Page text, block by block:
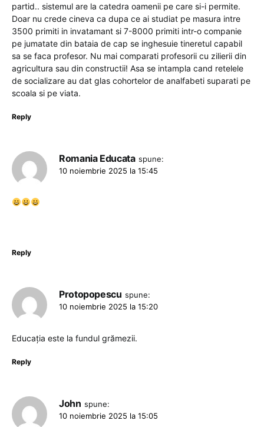
partid.. sistemul are la catedra oamenii pe care si-i permite.
Doar nu crede cineva ca dupa ce ai studiat pe masura intre
3500 primiti in invatamant si 7-8000 primiti intr-o companie
pe jumatate din bataia de cap se inghesuie tineretul capabil
sa se faca profesor. Nu mai comparati profesorii cu zilierii din
agricultura sau din constructii! Asa se intampla cand retelele
de socializare au dat glas cohortelor de analfabeti suparati pe
scoala si pe viata.
Reply
Romania Educata spune:
10 noiembrie 2025 la 15:45
Reply
Protopopescu spune:
10 noiembrie 2025 la 15:20
Educația este la fundul grămezii.
Reply
John spune:
10 noiembrie 2025 la 15:05